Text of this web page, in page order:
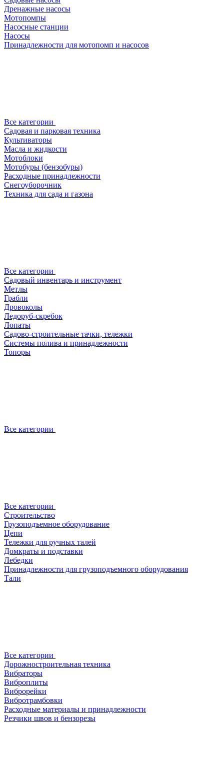
Дренажные насосы
Мотопомпы
Насосные станции
Насосы
Принадлежности для мотопомп и насосов
Все категории
Садовая и парковая техника
Культиваторы
Масла и жидкости
Мотоблоки
Мотобуры (бензобуры)
Расходные принадлежности
Снегоуборочник
Техника для сада и газона
Все категории
Садовый инвентарь и инструмент
Метлы
Грабли
Дровоколы
Ледоруб-скребок
Лопаты
Садово-строительные тачки, тележки
Системы полива и принадлежности
Топоры
Все категории
Все категории
Строительство
Грузоподъемное оборудование
Цепи
Тележки для ручных талей
Домкраты и подставки
Лебедки
Принадлежности для грузоподъемного оборудования
Тали
Все категории
Дорожностроительная техника
Вибраторы
Виброплиты
Виброрейки
Вибротрамбовки
Расходные материалы и принадлежности
Резчики швов и бензорезы